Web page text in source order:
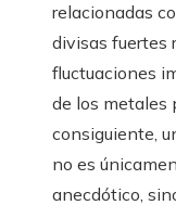
relacionadas
divisas fuertes
fluctuaciones
de los metales
consiguiente,
no es
anecdótico,